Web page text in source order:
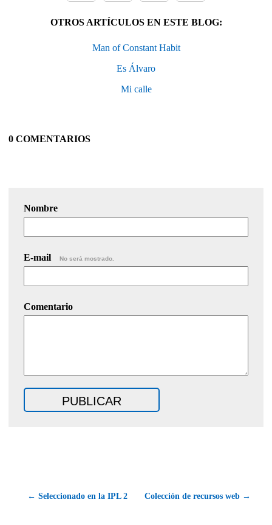
OTROS ARTÍCULOS EN ESTE BLOG:
Man of Constant Habit
Es Álvaro
Mi calle
0 COMENTARIOS
Nombre
E-mail No será mostrado.
Comentario
← Seleccionado en la IPL 2 Colección de recursos web →